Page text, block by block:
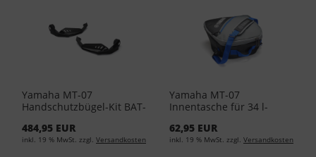
Yamaha MT-07
Handschutzbügel-Kit BAT-
484,95 EUR
inkl. 19 % MwSt. zzgl. Versandkosten
Yamaha MT-07
Innentasche für 34 l-
00
62,95 EUR
inkl. 19 % MwSt. zzgl. Versandkosten